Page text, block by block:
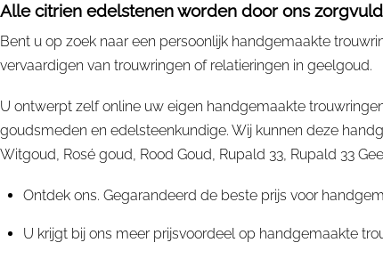
Alle citrien edelstenen worden door ons
Bent u op zoek naar een persoonlijk handgemaakte
vervaardigen van trouwringen of relatieringen in geelgoud.
U ontwerpt zelf online uw eigen handgemaakte
goudsmeden en edelsteenkundige. Wij kunnen deze
Witgoud, Rosé goud, Rood Goud, Rupald 33, Rupald 33
Ontdek ons. Gegarandeerd de beste prijs voor
U krijgt bij ons meer prijsvoordeel op handgemaakte